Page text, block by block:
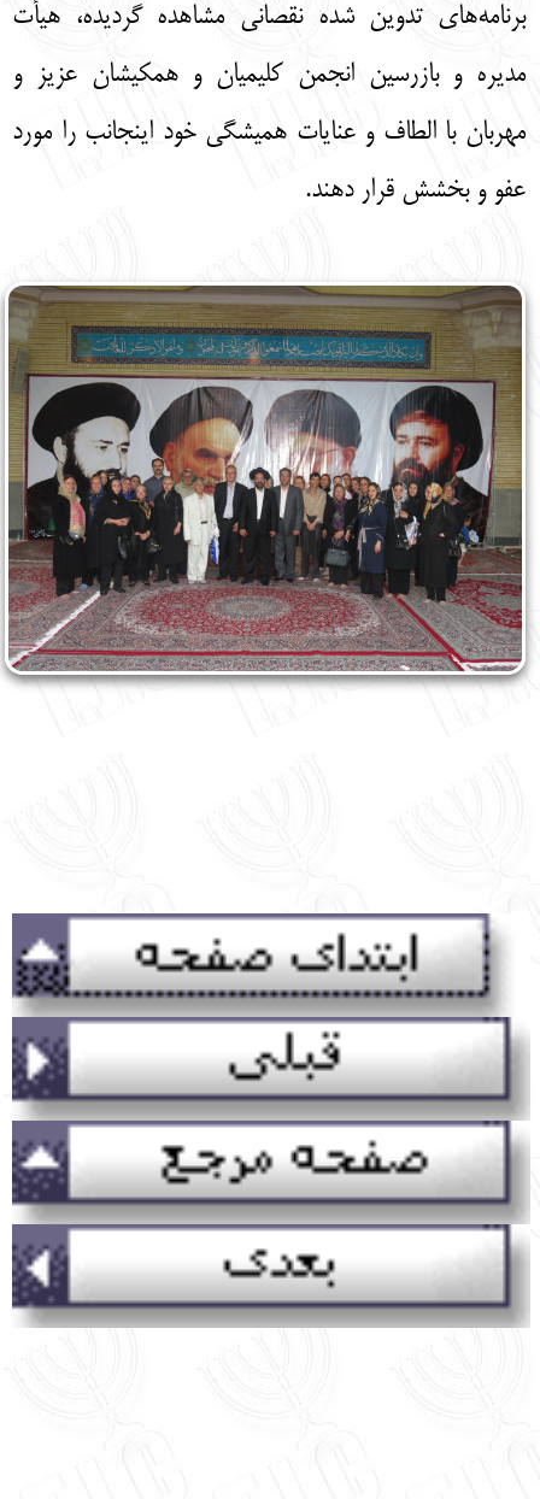
برنامه‌های تدوین شده نقصانی مشاهده گردیده، هیأت
مدیره و بازرسین انجمن کلیمیان و همکیشان عزیز و
مهربان با الطاف و عنایات همیشگی خود اینجانب را مورد
عفو و بخشش قرار دهند.